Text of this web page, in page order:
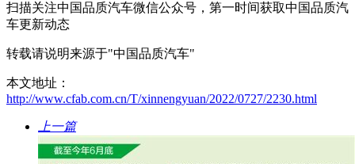
扫描关注中国品质汽车微信公众号，第一时间获取中国品质汽
车更新动态
转载请说明来源于"中国品质汽车"
本文地址：
http://www.cfab.com.cn/T/xinnengyuan/2022/0727/2230.html
上一篇